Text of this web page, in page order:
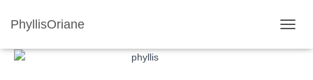
PhyllisOriane
U
À PROPOS DE MOI